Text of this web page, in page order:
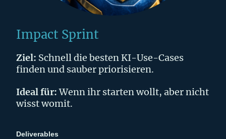
Impact Sprint
Ziel: Schnell die besten KI-Use-Cases
finden und sauber priorisieren.
Ideal für:Wenn ihr starten wollt, aber nicht
wisst womit.
Deliverables